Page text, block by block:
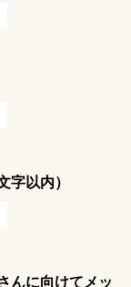
字以内）
んに向けてメッ